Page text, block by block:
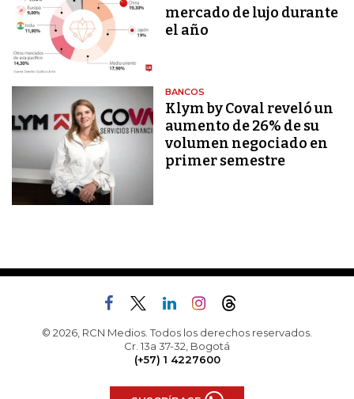
mercado de lujo durante
el año
BANCOS
Klym by Coval reveló un
aumento de 26% de su
volumen negociado en
primer semestre
© 2026, RCN Medios. Todos los derechos reservados.
Cr. 13a 37-32, Bogotá
(+57) 1 4227600